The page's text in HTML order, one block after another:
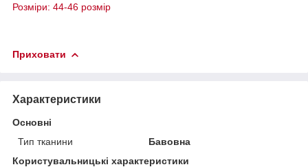
Розміри: 44-46 розмір
Приховати
Характеристики
Основні
Тип тканини
Бавовна
Користувальницькі характеристики